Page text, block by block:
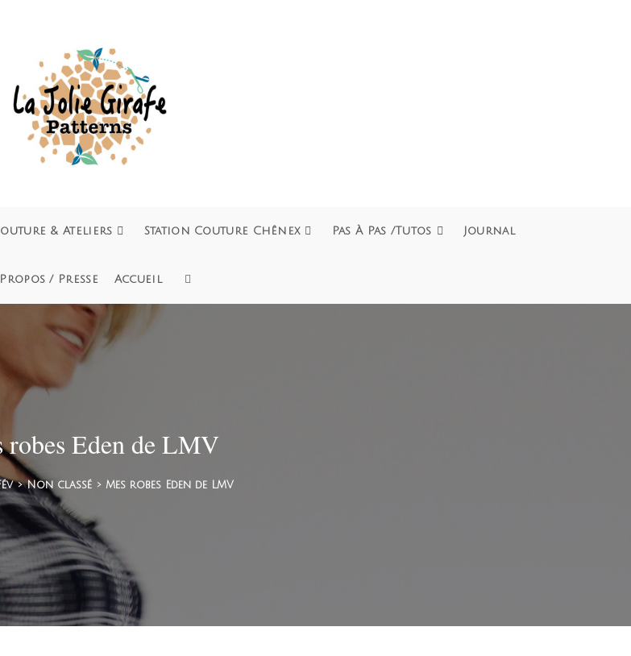
& Ateliers Station Couture Chênex Pas À Pas /Tutos Journal
/ Presse Accueil
robes Eden de LMV
> Non classé > Mes robes Eden de LMV